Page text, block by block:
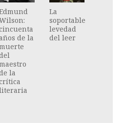
de la
la
La
soportable
levedad
del leer